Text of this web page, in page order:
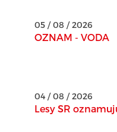
05 / 08 / 2026
OZNAM - VODA
04 / 08 / 2026
Lesy SR